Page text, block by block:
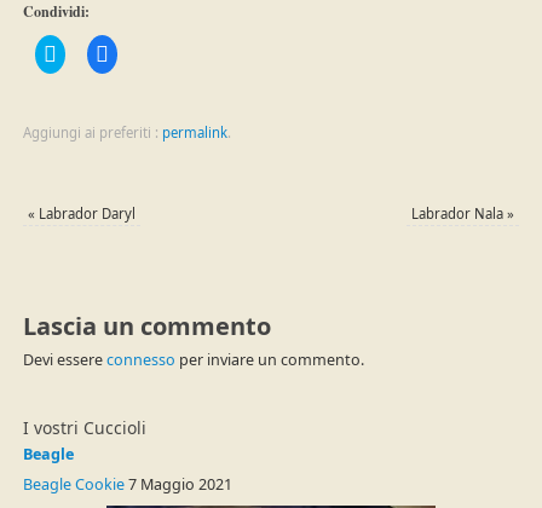
Condividi:
Fai
clic
su
Twitter
una
nuova
Fai
clic
Facebook
(Si
nuova
finestra)
Aggiungi ai preferiti : permalink.
« Labrador Daryl Labrador Nala»
Lascia un commento
Devi essereconnesso per inviare un commento.
I vostri Cuccioli
Beagle
Beagle Cookie7 Maggio 2021